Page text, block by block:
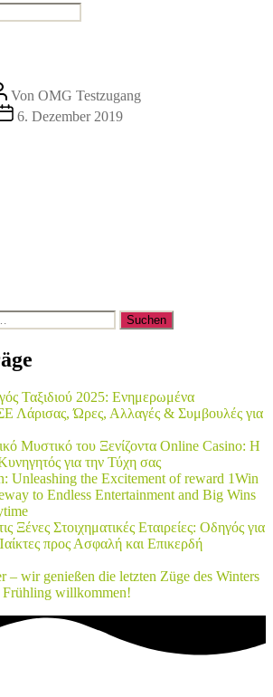
Von OMG Testzugang
6. Dezember 2019
Ταξιδιού 2025: Ενημερωμένα
Λάρισας, Ώρες, Αλλαγές & Συμβουλές για
Μυστικό του Ξενίζοντα Online Casino: Η
για την Τύχη σας
Unleashing the Excitement of reward 1Win
to Endless Entertainment and Big Wins
Ξένες Στοιχηματικές Εταιρείες: Οδηγός για
προς Ασφαλή και Επικερδή
– wir genießen die letzten Züge des Winters
Frühling willkommen!